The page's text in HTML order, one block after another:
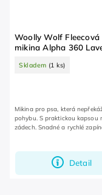
Woolly Wolf Fleecová
mikina Alpha 360
Skladem (1 ks)
Detail
Mikina pro psa, která
pohybu. S praktickou kapsou
zádech. Snadné a rychlé